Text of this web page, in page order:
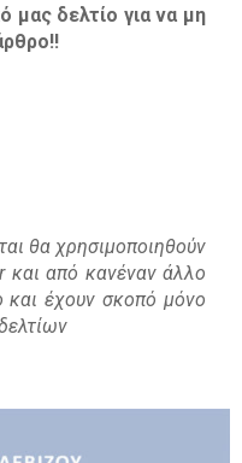
μας δελτίο για να μη
θα χρησιμοποιηθούν
και από κανέναν άλλο
έχουν σκοπό μόνο